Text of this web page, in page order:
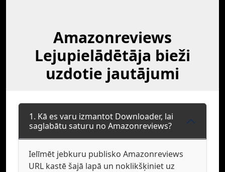
Amazonreviews
Lejupielādētāja bieži
uzdotie jautājumi
1. Kā es varu izmantot Downloader, lai
saglabātu saturu no Amazonreviews?
Ielīmēt jebkuru publisko Amazonreviews
URL kastē šajā lapā un noklikšķiniet uz